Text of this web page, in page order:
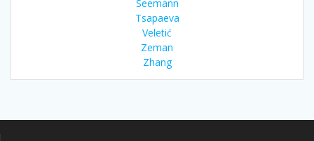
Seemann
Tsapaeva
Veletić
Zeman
Zhang